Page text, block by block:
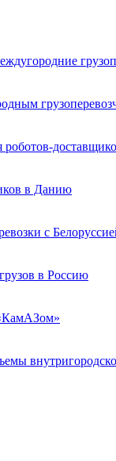
роботов-
в Данию
с
в Россию